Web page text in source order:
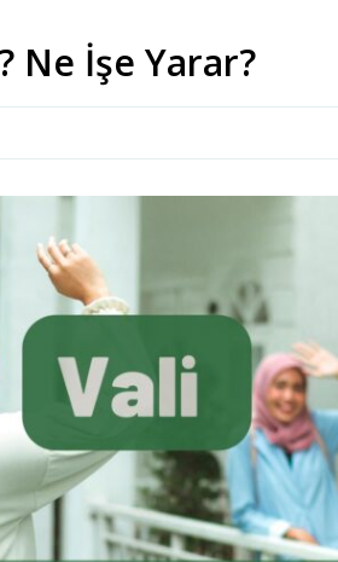
Ne İşe Yarar?